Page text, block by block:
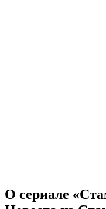
О сериале